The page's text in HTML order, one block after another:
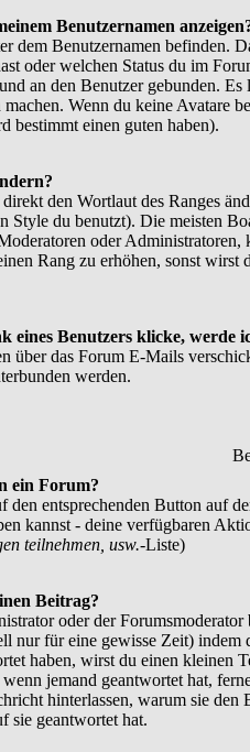
Benutzernamen
dem Benutzernamen befinden.
oder welchen Status du im
an den Benutzer gebunden.
Wenn du keine Avatare
bestimmt einen guten haben).
den Wortlaut des Ranges
Style du benutzt). Die meisten
oder
Rang zu erhöhen, sonst
eines Benutzers klicke, werde
über das Forum E-Mails
werden.
ein Forum?
entsprechenden Button auf
kannst - deine verfügbaren
teilnehmen, usw.-Liste)
Beitrag?
oder der
nur für eine gewisse Zeit) indem
haben, wirst du einen kleinen
jemand geantwortet hat,
hinterlassen, warum sie
sie geantwortet hat.